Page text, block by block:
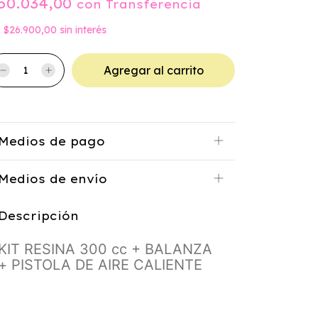
con Transferencia
$26.900,00 sin interés
de pago
de envío
RESINA 300 cc + BALANZA
PISTOLA DE AIRE CALIENTE